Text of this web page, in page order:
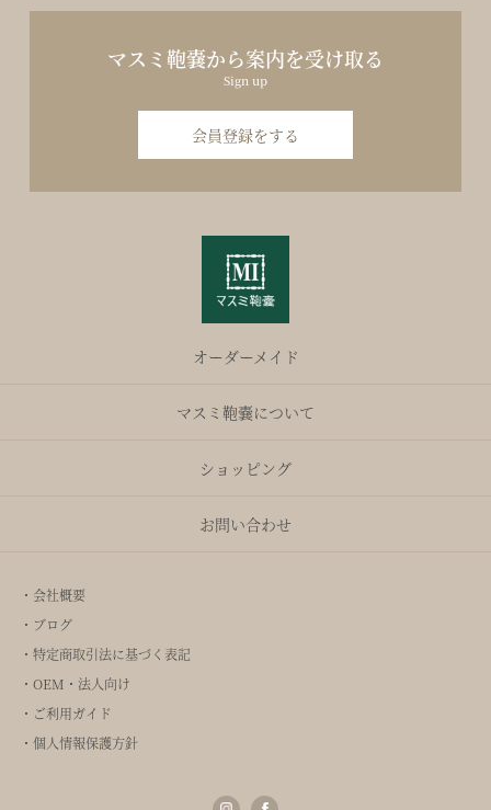
マスミ鞄嚢から案内を受け取る
Sign up
会員登録をする
オーダーメイド
マスミ鞄嚢について
ショッピング
お問い合わせ
・会社概要
・ブログ
・特定商取引法に基づく表記
・OEM・法人向け
・ご利用ガイド
・個人情報保護方針